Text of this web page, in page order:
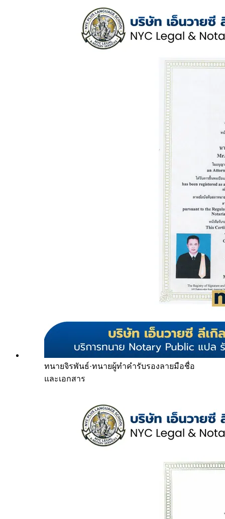
ทนายจิรพันธ์·ทนายผู้ทำคำรับรองลายมือชื่อ
และเอกสาร